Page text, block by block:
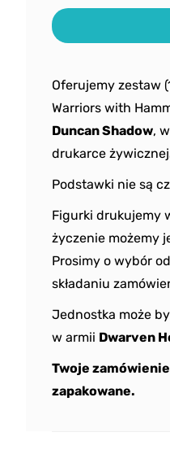
Oferujemy zestaw
Warriors with
Duncan Shadow,
drukarce żywicznej
Podstawki nie są
Figurki drukujemy
życzenie możemy
Prosimy o wybór
składaniu
Jednostka może
w armii Dwarven
Twoje
zapakowane.